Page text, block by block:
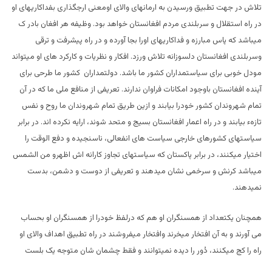
تلاش در جهت تطبیق ورسیدن به ارمانهای والای اومعنی ارجگذاری بفداکاریهای او
در راه استقلال و سربلندی مردم افغانستان خواهد بود. وظیفه هر افغان بادر ک
میباشد که پاس مبارزه و فداکاریهای اورا بجا آورده و در راه پیشرفت و ترقی
وسربلندی افغانستان دلسوزانه تلاش ورزد. افکار و نظریات و کارکرد های او میتواند
مودل خوبی برای سیاستمداران کشور ما باشد. دولتمداران کشور ما طرحی برای
آینده افغانستان باوجود امکانات فراوان ندارند. تعریفی از منافع ملی ما که در آن
تمام شهروندان کشور خودرا بیابند و ازین طریق تمام شهروندان ما روح و نفس
تازهء بیابند و در راه اعمار افغانستان بسیج و متحد شوند، ارایه نکرده اند. در برابر
سیاستهای کشورهای خارجی سیاست های انفعالی، ناسنجیده و دفع الوقت را
اختیار میکنند، در برابر پاکستان که سیاستهای تجاوز کارانه اش اظهرو من الشمس
میباشد کرنش و سرخمی نشان میدهند و تعریفی از دوست و دشمن، بدست
نمیدهند.
همچنان یکتعداد از همسنگران او هم که درلفظ خودرا از همسنگران او بحساب
می آورند و به آن افتخار میخرند وافتخار میفروشند در راه تطبیق اهداف والای او
راه را کج میکنند، دُور را دیده نمیتوانند و فقط چشمان شان متوجه یک بلست